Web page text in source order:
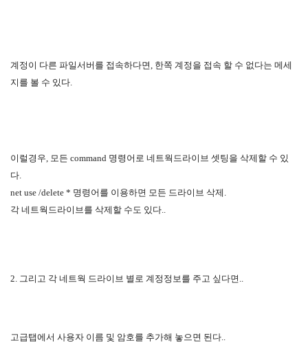
계정이 다른 파일서버를 접속하다면, 한쪽 계정을 접속 할 수 없다는 메세
지를 볼 수 있다.
이럴경우, 모든 command 명령어로 네트웍드라이브 셋팅을 삭제할 수 있
다.
net use /delete * 명령어를 이용하면 모든 드라이브 삭제.
각 네트웍드라이브를 삭제할 수도 있다..
2. 그리고 각 네트웍 드라이브 별로 계정정보를 주고 싶다면..
고급탭에서 사용자 이름 및 암호를 추가해 놓으면 된다..